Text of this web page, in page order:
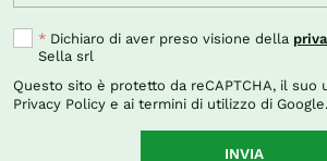
* Dichiaro di aver preso visione della
Sella srl
Questo sito è protetto da reCAPTCHA, il suo
Privacy Policy e ai termini di utilizzo di Google.
INVIA